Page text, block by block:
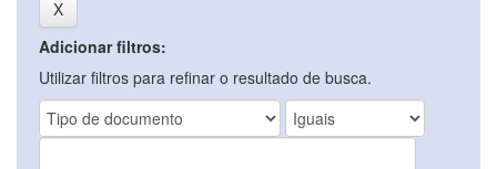
Adicionar filtros:
Utilizar filtros para refinar o resultado de busca.